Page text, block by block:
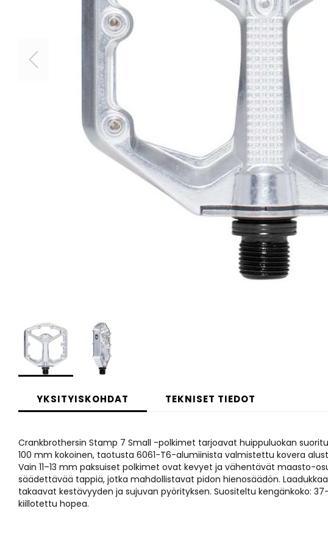
the
the
images
gallery
YKSITYISKOHDAT
Crankbrothersin Stamp 7 Small -polkimet tarjoavat huippuluokan
100 mm kokoinen, taotusta 6061-T6-alumiinista valmistettu kovera
Vain 11–13 mm paksuiset polkimet ovat kevyet ja vähentävät maasto-
säädettävää tappiä, jotka mahdollistavat pidon hienosäädön.
takaavat kestävyyden ja sujuvan pyörityksen. Suositeltu kengänkoko:
kiillotettu hopea.
TEKNISET TIEDOT